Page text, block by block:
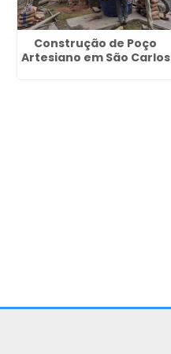
Construção de Poço
Artesiano em São Carlos